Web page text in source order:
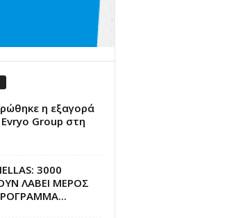
η εξαγορά
Group στη
3000
ΛΑΒΕΙ ΜΕΡΟΣ